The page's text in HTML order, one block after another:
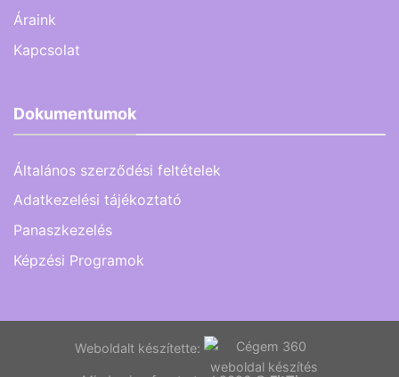
Áraink
Kapcsolat
Dokumentumok
Általános szerződési feltételek
Adatkezelési tájékoztató
Panaszkezelés
Képzési Programok
Weboldalt készítette: